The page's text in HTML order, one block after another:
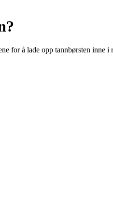
for å lade opp tannbørsten inne i